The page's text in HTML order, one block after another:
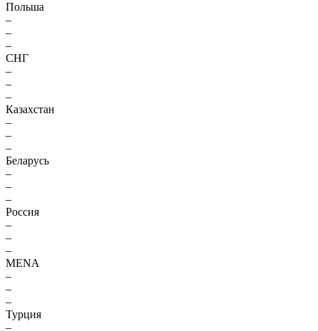
Польша
–
–
–
СНГ
–
–
–
Казахстан
–
–
–
Беларусь
–
–
–
Россия
–
–
–
MENA
–
–
–
Турция
–